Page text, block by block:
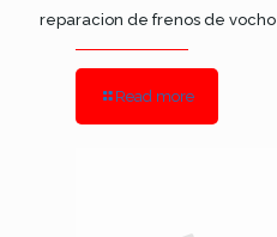
reparacion de frenos de vocho
Read more